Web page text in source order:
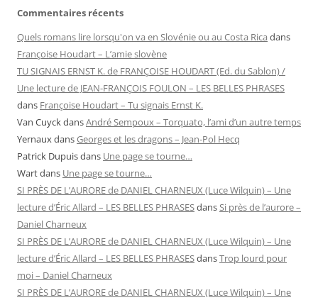
Commentaires récents
Quels romans lire lorsqu'on va en Slovénie ou au Costa Rica dans
Françoise Houdart – L’amie slovène
TU SIGNAIS ERNST K. de FRANÇOISE HOUDART (Ed. du Sablon) /
Une lecture de JEAN-FRANÇOIS FOULON – LES BELLES PHRASES
dans Françoise Houdart – Tu signais Ernst K.
Van CuyckdansAndré Sempoux – Torquato, l’ami d’un autre temps
YernauxdansGeorges et les dragons – Jean-Pol Hecq
Patrick Dupuisdans Une page se tourne…
Wartdans Une page se tourne…
SI PRÈS DE L’AURORE de DANIEL CHARNEUX (Luce Wilquin) – Une
lecture d’Éric Allard – LES BELLES PHRASESdansSi près de l’aurore –
Daniel Charneux
SI PRÈS DE L’AURORE de DANIEL CHARNEUX (Luce Wilquin) – Une
lecture d’Éric Allard – LES BELLES PHRASESdansTrop lourd pour
moi – Daniel Charneux
SI PRÈS DE L’AURORE de DANIEL CHARNEUX (Luce Wilquin) – Une